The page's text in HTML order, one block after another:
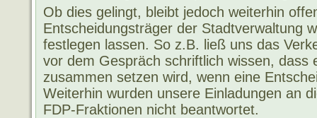
Ob dies gelingt, bleibt jedoch weiterhin
Entscheidungsträger der Stadtverwaltung
festlegen lassen. So z.B. ließ uns das
vor dem Gespräch schriftlich wissen, dass
zusammen setzen wird, wenn eine
Weiterhin wurden unsere Einladungen an
FDP-Fraktionen nicht beantwortet.